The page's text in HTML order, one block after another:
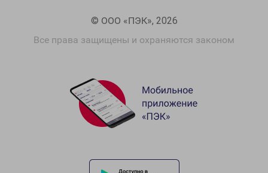
© ООО «ПЭК», 2026
Все права защищены и охраняются законом